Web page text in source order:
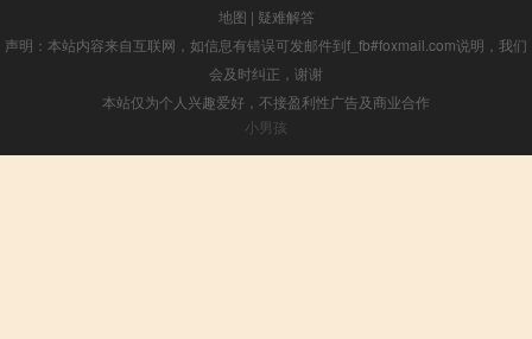
地图 | 疑难解答
声明：本站内容来自互联网，如信息有错误可发邮件到f_fb#foxmail.com说明，我们
会及时纠正，谢谢
本站仅为个人兴趣爱好，不接盈利性广告及商业合作
小男孩